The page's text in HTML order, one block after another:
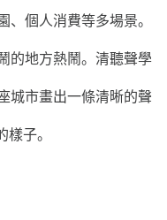
、個人消費等多場景。
地方熱鬧。清聽聲學
城市畫出一條清晰的聲
子。